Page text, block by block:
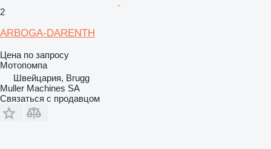
2
ARBOGA-DARENTH
Цена по запросу
Мотопомпа
Швейцария, Brugg
Muller Machines SA
Связаться с продавцом